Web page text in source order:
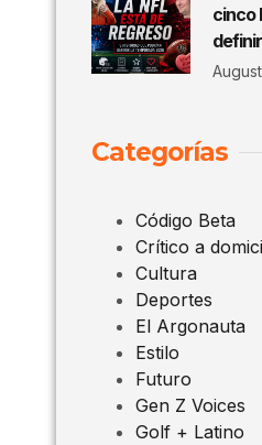
cinco
Categorías
Código Beta
Crítico a
Cultura
Deportes
El Argonauta
Estilo
Futuro
Gen Z Voices
Golf + Latino